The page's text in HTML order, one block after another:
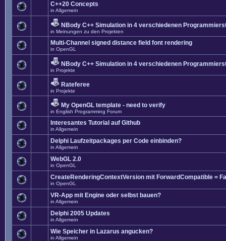
C++20 Concepts
in Allgemein
NBody C++ Simulation in 4 verschiedenen
in Meinungen zu den Projekten
Multi-Channel signed distance field font rendering
in OpenGL
NBody C++ Simulation in 4 verschiedenen
in Projekte
Rateferee
in Projekte
My OpenGL template - need to verify
in English Programming Forum
Interesantes Tutorial auf Github
in Allgemein
Delphi Laufzeitpackages per Code einbinden?
in Allgemein
WebGL 2.0
in OpenGL
CreateRenderingContextVersion mit ForwardCompatible =
in OpenGL
VR-App mit Engine oder selbst bauen?
in Allgemein
Delphi 2005 Updates
in Allgemein
Wie Speicher in Lazarus angucken?
in Allgemein